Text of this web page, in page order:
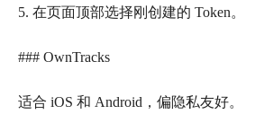
5. 在页面顶部选择刚创建的 Token。
### OwnTracks
适合 iOS 和 Android，偏隐私友好。